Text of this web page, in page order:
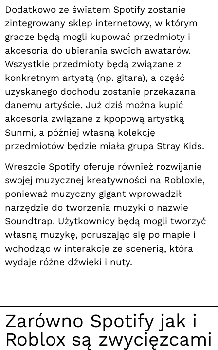
Dodatkowo ze światem Spotify zostanie
zintegrowany sklep internetowy, w którym
gracze będą mogli kupować przedmioty i
akcesoria do ubierania swoich awatarów.
Wszystkie przedmioty będą związane z
konkretnym artystą (np. gitara), a część
uzyskanego dochodu zostanie przekazana
danemu artyście. Już dziś można kupić
akcesoria związane z kpopową artystką
Sunmi, a później własną kolekcję
przedmiotów będzie miała grupa Stray Kids.
Wreszcie Spotify oferuje również rozwijanie
swojej muzycznej kreatywności na Robloxie,
ponieważ muzyczny gigant wprowadził
narzędzie do tworzenia muzyki o nazwie
Soundtrap. Użytkownicy będą mogli tworzyć
własną muzykę, poruszając się po mapie i
wchodząc w interakcje ze scenerią, która
wydaje różne dźwięki i nuty.
Zarówno Spotify jak i
Roblox są zwycięzcami